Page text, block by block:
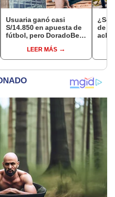
Usuaria ganó casi
S/14.850 en apuesta de
fútbol, pero DoradoBet
Indecopi multó a la
empresa con más de S/
LEER MÁS
¿Se
de